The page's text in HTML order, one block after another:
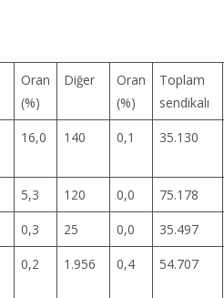
Oran
(%)
Diğer
Oran
(%)
Toplam
sendikalı
16,0 140 0,1 35.130
5,3 120 0,0 75.178
0,3 25 0,0 35.497
0,2 1.956 0,4 54.707